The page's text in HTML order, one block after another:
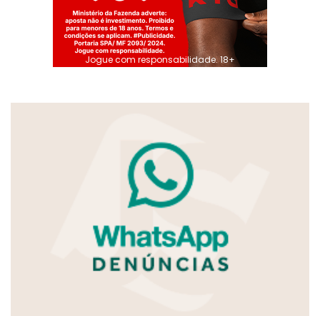
Jogue com responsabilidade. 18+